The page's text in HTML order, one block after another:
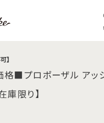
】
■プロポーザル アッ
庫限り】